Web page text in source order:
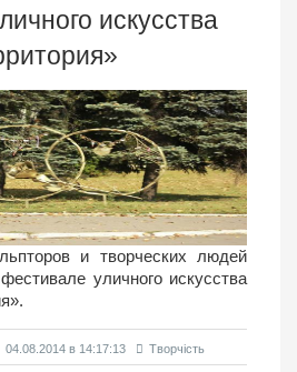
искусства
и творческих людей
фестивале уличного искусства
04.08.2014 в 14:17:13 Творчість